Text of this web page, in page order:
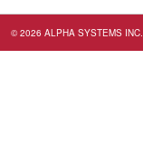
© 2026 ALPHA SYSTEMS INC.